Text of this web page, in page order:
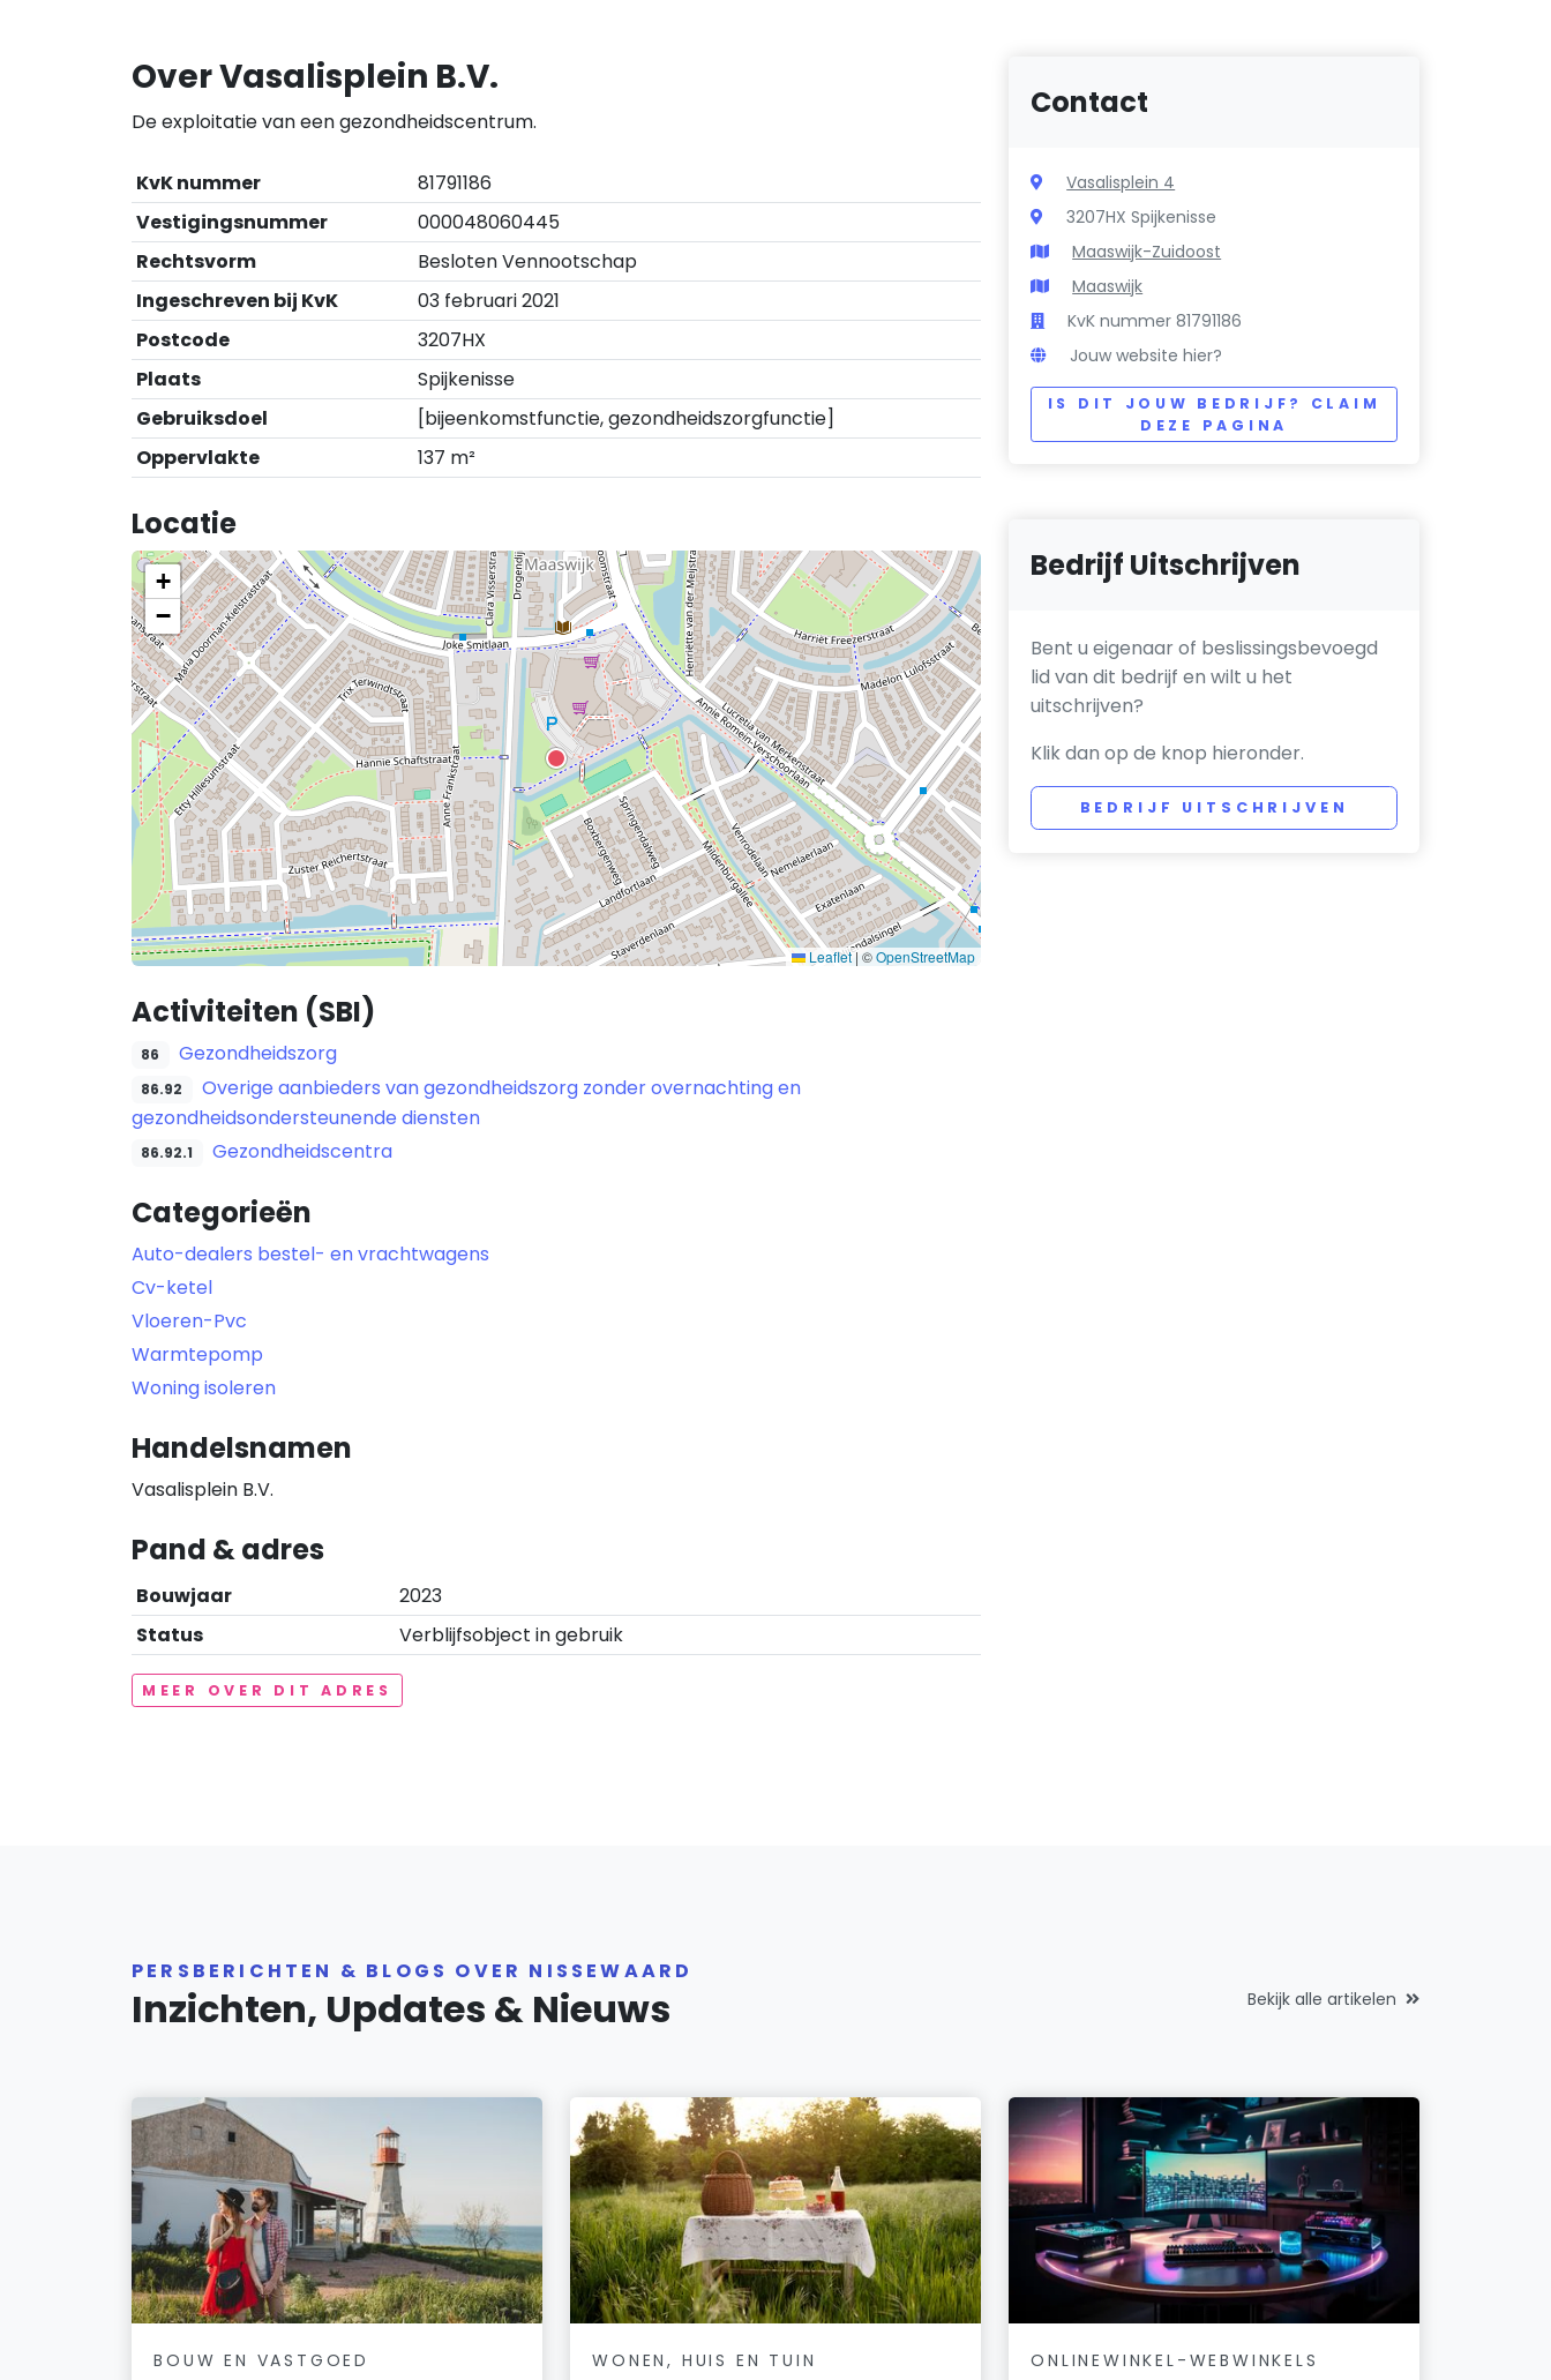
Over Vasalisplein B.V.
De exploitatie van een gezondheidscentrum.
KvK nummer
81791186
Vestigingsnummer
000048060445
Rechtsvorm
Besloten Vennootschap
Ingeschreven bij KvK
03 februari 2021
Postcode
3207HX
Plaats
Spijkenisse
Gebruiksdoel
[bijeenkomstfunctie, gezondheidszorgfunctie]
Oppervlakte
137 m²
Locatie
+
−
Leaflet|©OpenStreetMap
Activiteiten (SBI)
86 Gezondheidszorg
86.92
Overige aanbieders van gezondheidszorg zonder overnachting en
gezondheidsondersteunende diensten
86.92.1 Gezondheidscentra
Categorieën
Auto-dealers bestel- en vrachtwagens
Cv-ketel
Vloeren-Pvc
Warmtepomp
Woning isoleren
Handelsnamen
Vasalisplein B.V.
Pand & adres
Bouwjaar
2023
Status
Verblijfsobject in gebruik
MEER OVER DIT ADRES
Contact
Vasalisplein 4
3207HX Spijkenisse
Maaswijk-Zuidoost
Maaswijk
KvK nummer 81791186
Jouw website hier?
IS DIT JOUW BEDRIJF? CLAIM
DEZE PAGINA
Bedrijf Uitschrijven
Bent u eigenaar of beslissingsbevoegd
lid van dit bedrijf en wilt u het
uitschrijven?
Klik dan op de knop hieronder.
BEDRIJF UITSCHRIJVEN
PERSBERICHTEN & BLOGS OVER NISSEWAARD
Inzichten, Updates & Nieuws Bekijk alle artikelen
BOUW EN VASTGOED WONEN, HUIS EN TUIN ONLINEWINKEL-WEBWINKELS